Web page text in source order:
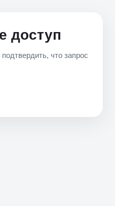
доступ
что запрос